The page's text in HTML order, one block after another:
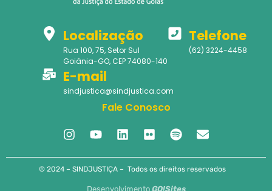
Localização
Rua 100, 75, Setor Sul
Goiânia-GO, CEP 74080-140
Telefone
(62) 3224-4458
E-mail
sindjustica@sindjustica.com
Fale Conosco
© 2024 – SINDJUSTIÇA – Todos os direitos reservados
Desenvolvimento GO!Sites